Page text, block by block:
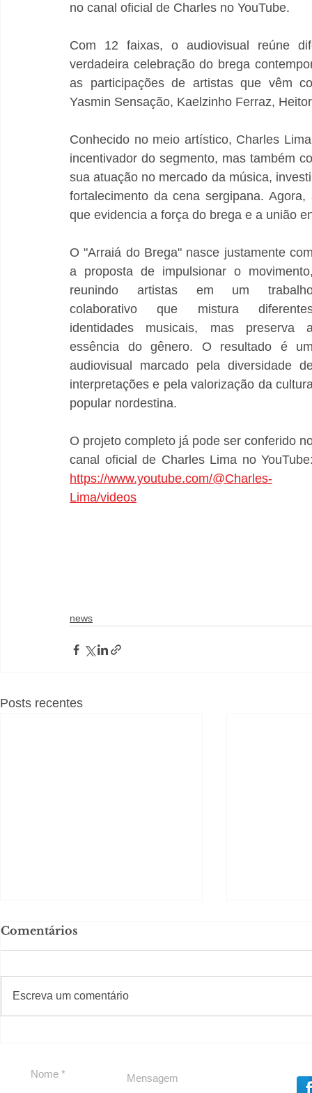
no canal oficial de Charles no YouTube.
Com 12 faixas, o audiovisual reúne
verdadeira celebração do brega
as participações de artistas que vêm
Yasmin Sensação, Kaelzinho Ferraz,
Conhecido no meio artístico, Charles
incentivador do segmento, mas também
sua atuação no mercado da música,
fortalecimento da cena sergipana.
que evidencia a força do brega e a união
O "Arraiá do Brega" nasce justamente
a proposta de impulsionar o
reunindo artistas em um
colaborativo que mistura
identidades musicais, mas preserva
essência do gênero. O resultado é
audiovisual marcado pela diversidade
interpretações e pela valorização da
popular nordestina.
O projeto completo já pode ser conferido
https://www.youtube.com/@Charles-
Lima/videos
news
Posts recentes
Comentários
Escreva um comentário
#Sugestões